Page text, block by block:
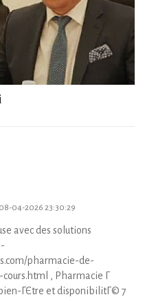
04-2026 23:30:29
avec des solutions
pharmacie-de-
, Pharmacie Г
ГЄtre et disponibilitГ© 7